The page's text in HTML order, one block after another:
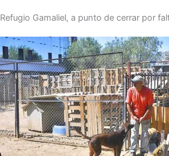
Refugio Gamaliel, a punto de cerrar por